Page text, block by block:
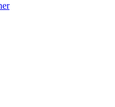
på nett i